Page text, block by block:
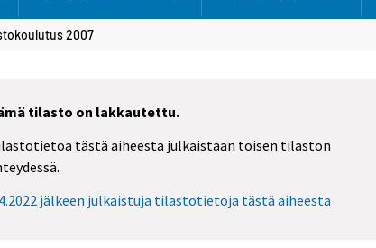
2007
tilasto on lakkautettu.
tästä aiheesta julkaistaan toisen tilaston
jälkeen julkaistuja tilastotietoja tästä aiheesta